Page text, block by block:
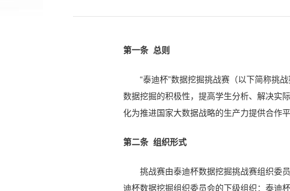
第一条 总则
“泰迪杯”数据挖掘挑战赛（以下简称挑
数据挖掘的积极性，提高学生分析、解决实
化为推进国家大数据战略的生产力提供合作平
第二条 组织形式
挑战赛由泰迪杯数据挖掘挑战赛组织委
迪杯数据挖掘组织委员会的下级组织：泰迪